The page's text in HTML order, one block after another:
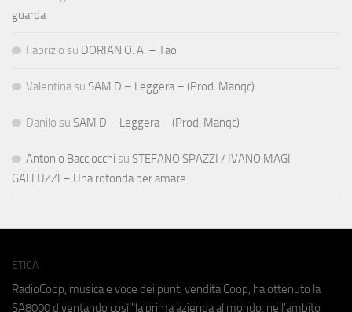
guarda
Fabrizio su DORIAN O. A. – Tao
Valentina su SAM D – Leggera – (Prod. Manqc)
Danilo su SAM D – Leggera – (Prod. Manqc)
Antonio Bacciocchi su STEFANO SPAZZI / IVANO MAGI
GALLUZZI – Una rotonda per amare
ETICA
RadioCoop, musica e voce dei punti vendita Coop, ha ottenuto la
SA8000 diventando così "la prima azienda al mondo, nell'ambito